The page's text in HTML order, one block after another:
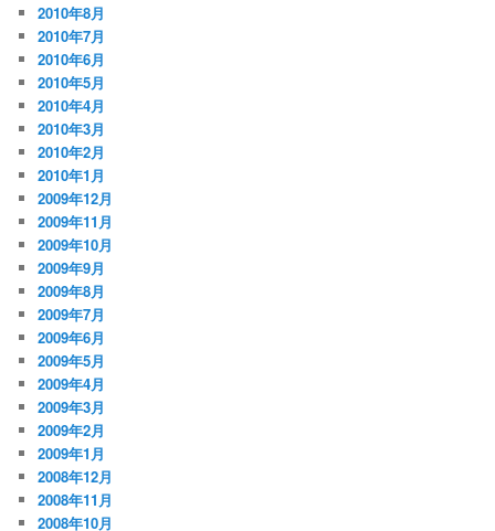
2010年8月
2010年7月
2010年6月
2010年5月
2010年4月
2010年3月
2010年2月
2010年1月
2009年12月
2009年11月
2009年10月
2009年9月
2009年8月
2009年7月
2009年6月
2009年5月
2009年4月
2009年3月
2009年2月
2009年1月
2008年12月
2008年11月
2008年10月